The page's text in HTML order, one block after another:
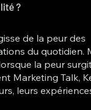
?
de la peur des
du quotidien.
la peur
Marketing Talk,
leurs